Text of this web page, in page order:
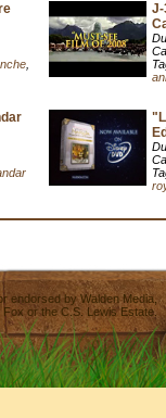
J-
endorsed byWalden Media
Fox or the C.S. Lewis Estate.